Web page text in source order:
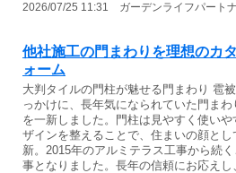
2026/07/25 11:31 ガーデンライフパートナ
他社施工の門まわりを理想のカ
ォーム
大判タイルの門柱が魅せる門まわり 雹
っかけに、長年気になられていた門ま
を一新しました。門柱は見やすく使い
ザインを整えることで、住まいの顔と
新。2015年のアルミテラス工事から続
事となりました。長年の信頼にお応え